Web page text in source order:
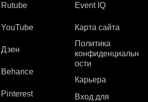
Rutube
YouTube
Дзен
Behance
Pinterest
Event IQ
Карта сайта
Политика
конфиденциальн
ости
Карьера
Вход для